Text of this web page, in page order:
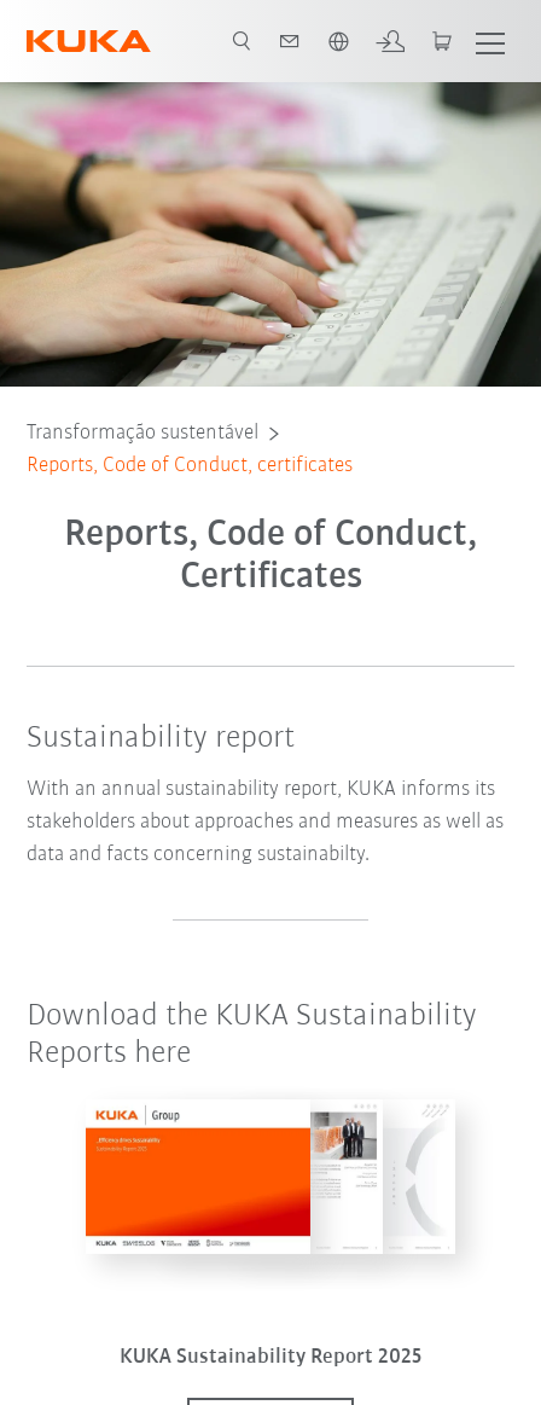
Reports
Transformação sustentável
Reports, Code of Conduct, certificates
Reports, Code of Conduct,
Certificates
Sustainability report
With an annual sustainability report, KUKA informs its
stakeholders about approaches and measures as well as
data and facts concerning sustainabilty.
Download the KUKA Sustainability
Reports here
KUKA Sustainability Report 2025